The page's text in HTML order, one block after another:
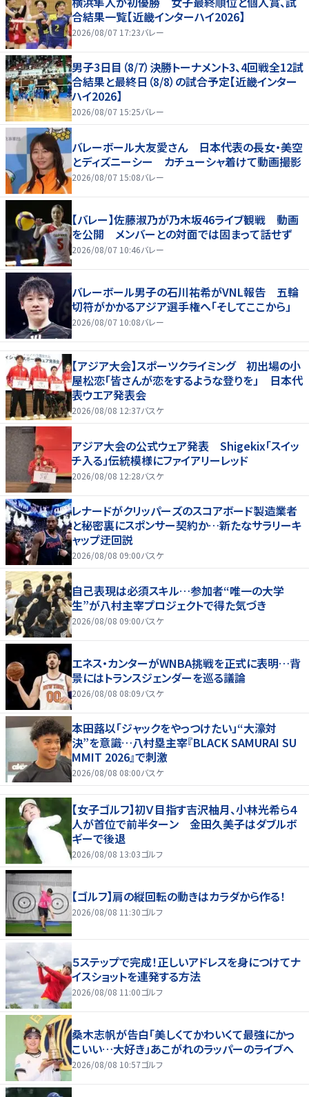
合結果一覧【近畿インターハイ2026】
2026/08/07 17:23バレー
男子3日目（8/7）決勝トーナメント3、4回戦全12試
合結果と最終日（8/8）の試合予定【近畿インター
ハイ2026】
2026/08/07 15:25バレー
バレーボール大友愛さん 日本代表の長女・美空
とディズニーシー カチューシャ着けて動画撮影
2026/08/07 15:08バレー
【バレー】佐藤淑乃が乃木坂46ライブ観戦 動画
を公開 メンバーとの対面では固まって話せず
2026/08/07 10:46バレー
バレーボール男子の石川祐希がVNL報告 五輪
切符がかかるアジア選手権へ「そしてここから」
2026/08/07 10:08バレー
【アジア大会】スポーツクライミング 初出場の小
屋松恋「皆さんが恋をするような登りを」 日本代
表ウエア発表会
2026/08/08 12:37バスケ
アジア大会の公式ウェア発表 Shigekix「スイッ
チ入る」伝統模様にファイアリーレッド
2026/08/08 12:28バスケ
レナードがクリッパーズのスコアボード製造業者
と秘密裏にスポンサー契約か‬…新たなサラリーキ
ャップ迂回説
2026/08/08 09:00バスケ
自己表現は必須スキル…参加者“唯一の大学
生”が八村主宰プロジェクトで得た気づき
2026/08/08 09:00バスケ
エネス・カンターがWNBA挑戦を正式に表明…背
景にはトランスジェンダーを巡る議論
2026/08/08 08:09バスケ
本田蕗以「ジャックをやっつけたい」“大濠対
決”を意識…八村塁主宰『BLACK SAMURAI SU
MMIT 2026』で刺激
2026/08/08 08:00バスケ
【女子ゴルフ】初Ｖ目指す吉沢柚月、小林光希ら４
人が首位で前半ターン 金田久美子はダブルボ
ギーで後退
2026/08/08 13:03ゴルフ
【ゴルフ】肩の縦回転の動きはカラダから作る！
2026/08/08 11:30ゴルフ
５ステップで完成！正しいアドレスを身につけてナ
イスショットを連発する方法
2026/08/08 11:00ゴルフ
桑木志帆が告白「美しくてかわいくて最強にかっ
こいい…大好き」あこがれのラッパーのライブへ
2026/08/08 10:57ゴルフ